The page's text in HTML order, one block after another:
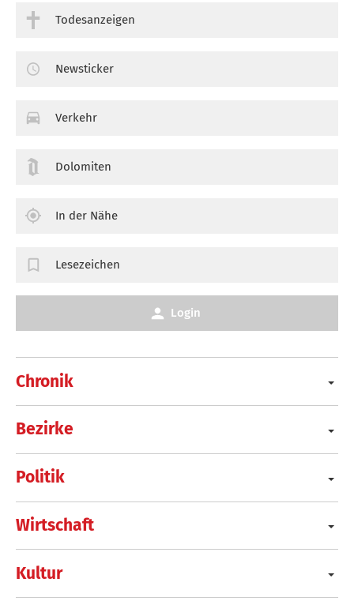
Chronik
Bezirke
Politik
Wirtschaft
Kultur
Todesanzeigen
Newsticker
Verkehr
Dolomiten
In der Nähe
Lesezeichen
Login